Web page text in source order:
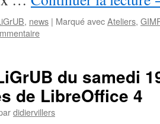
, news | Marqué avecAteliers,
du samedi
de LibreOffice 4
didiervillers